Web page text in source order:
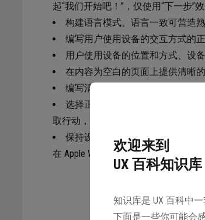
起“我们开始吧！”，仅使用“下一步”效
构建语言模式。语言一致可营造
编写用户使用设备的交互方式的正
用户使用设备的位置和方式、设
在内容为空白的页面上提供清晰
编写清除错误的信息。最好始终
选择正确的传达方式。考虑信息
取行动，以及用户可能需要多少支持
保持设置相关的选项文案清晰简
在 Apple Watch 的“洗手计时器”设置
欢迎来到
UX 百科知识库
知识库是 UX 百科中
下面是一些你可能会